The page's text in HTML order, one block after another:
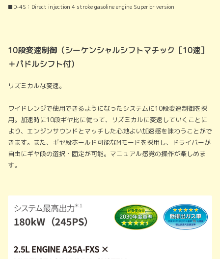
■D-4S：Direct injection 4 stroke gasoline engine Superior version
10段変速制御（シーケンシャルシフトマチック［10速］
＋パドルシフト付）
リズミカルな変速。
ワイドレンジで使用できるようになったシステムに10段変速制御を採
用。加速時に10段ギヤ比に従って、リズミカルに変速していくことに
より、エンジンサウンドとマッチした心地よい加速感を味わうことがで
きます。また、ギヤ段ホールド可能なMモードを採用し、ドライバーが
自由にギヤ段の選択・固定が可能。マニュアル感覚の操作が楽しめま
す。